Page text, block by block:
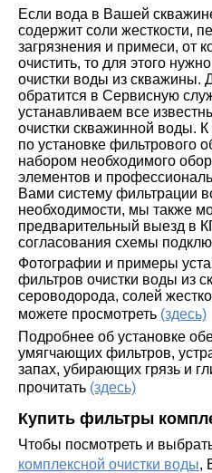
Если вода в Вашей
содержит соли жесткости,
загрязнения и примеси, от
очистить, то для этого
очистки воды из скважины.
обратится в Сервисную
устанавливаем все
очистки скважинной воды.
по установке фильтрового
набором необходимого
элементов и
Вами систему фильтрации
необходимости, мы также
предварительный выезд в
согласования схемы
Фотографии и примеры
фильтров очистки воды из
сероводорода, солей
можете просмотреть (здесь)
Подробнее об установке
умягчающих фильтров,
запах, убирающих грязь и
прочитать (здесь)
Купить фильтры
Чтобы посмотреть и
комплексной очистки воды,